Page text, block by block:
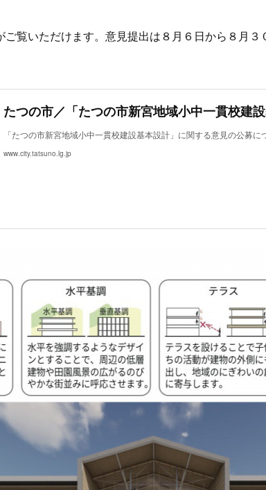
覧いただけます。意見提出は８月６日から８月３
「たつの市新宮地域小中一貫校建設基本設計」に関する意見の公募に
www.city.tatsuno.lg.jp